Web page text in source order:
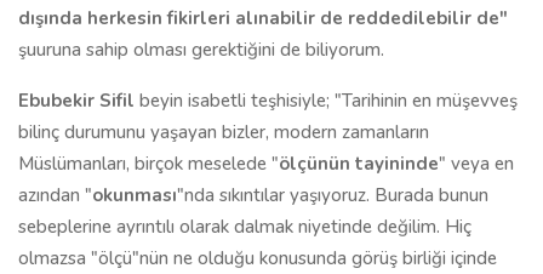
dışında herkesin fikirleri alınabilir de reddedilebilir de"
şuuruna sahip olması gerektiğini de biliyorum.
Ebubekir Sifil beyin isabetli teşhisiyle; "Tarihinin en müşevveş
bilinç durumunu yaşayan bizler, modern zamanların
Müslümanları, birçok meselede "ölçünün tayininde" veya en
azından "okunması"nda sıkıntılar yaşıyoruz. Burada bunun
sebeplerine ayrıntılı olarak dalmak niyetinde değilim. Hiç
olmazsa "ölçü"nün ne olduğu konusunda görüş birliği içinde